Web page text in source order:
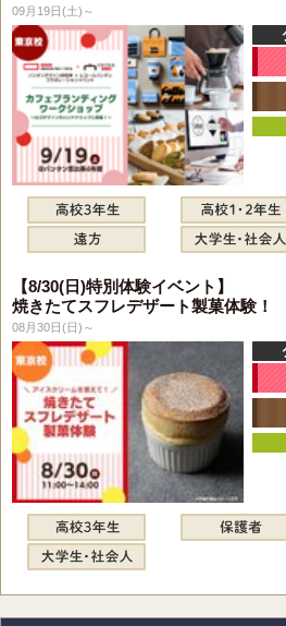
09月19日(土)～
【8/30(日)特別体験イベント】
焼きたてスフレデザート製菓体験！
08月30日(日)～